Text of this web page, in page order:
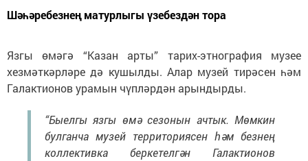
Шәһәребезнең матурлыгы үзебездән тора
Язгы өмәгә “Казан арты” тарих-этнография музее
хезмәткәрләре дә кушылды. Алар музей тирәсен һәм
Галактионов урамын чүпләрдән арындырды.
“Быелгы язгы өмә сезонын ачтык. Мөмкин
булганча музей территориясен һәм безнең
коллективка беркетелгән Галактионов